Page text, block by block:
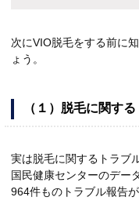
次にVIO脱毛をする前に
ょう。
（１）脱毛に関す
実は脱毛に関するトラブ
国民健康センターのデー
964件ものトラブル報告